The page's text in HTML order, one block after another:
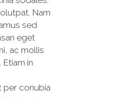
Nam
sed
eget
ac mollis
in
per conubia